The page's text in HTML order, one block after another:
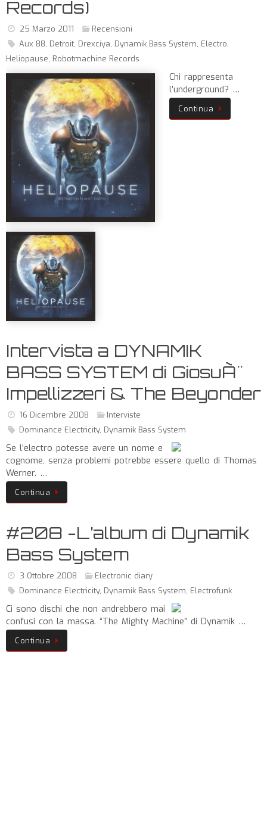
Records)
25 Marzo 2011
Recensioni
Aux 88, Detroit, Drexciya, Dynamik Bass System, Electro,
Heliopause, Robotmachine Records
Chi rappresenta
l’underground? …
Continua
Intervista a DYNAMIK
BASS SYSTEM di GiosuÃ¨
Impellizzeri & The Beyonder
16 Dicembre 2008
Interviste
Dominance Electricity, Dynamik Bass System
Se l’electro potesse avere un nome e
cognome, senza problemi potrebbe essere quello di Thomas
Werner. …
Continua
#208 -L’album di Dynamik
Bass System
3 Ottobre 2008
Electronic diary
Dominance Electricity, Dynamik Bass System, Electrofunk
Ci sono dischi che non andrebbero mai
confusi con la massa. “The Mighty Machine” di Dynamik …
Continua